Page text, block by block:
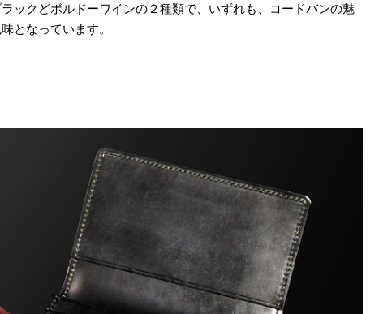
ックどボルドーワインの２種類で、いずれも、コードバンの魅
となっています。